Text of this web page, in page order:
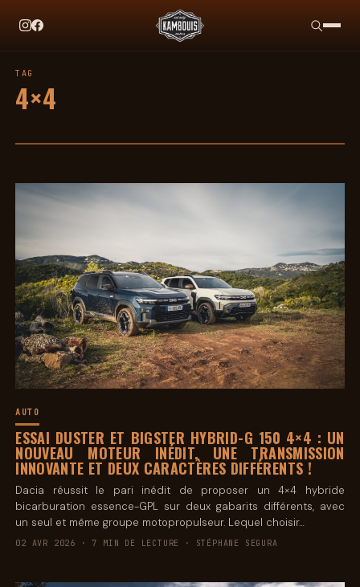
TAG HEUER X TEAM IKUZAWA : LE COME-BACK
TAG
4×4
AUTO
ESSAI DUSTER ET BIGSTER HYBRID-G 150 4×4 : UN
NOUVEAU MOTEUR INÉDIT, UNE TRANSMISSION
INNOVANTE ET DEUX CARACTÈRES DIFFÉRENTS !
Dacia réussit le pari inédit de proposer un 4×4 hybride
bicarburation essence-GPL sur deux gabarits différents, avec
un seul et même groupe motopropulseur. Lequel choisir…
02 AVR 2026 · 7 MIN DE LECTURE · STÉPHANE SEGURA